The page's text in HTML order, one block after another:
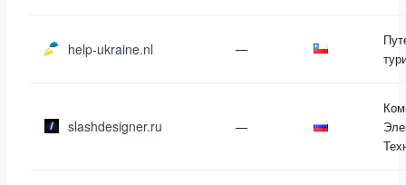
help-ukraine.nl —
slashdesigner.ru —